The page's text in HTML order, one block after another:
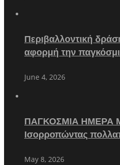
Περιβαλλοντική
αφορμή την
June 4, 2026
ΠΑΓΚΟΣΜΙΑ ΗΜΕΡΑ
Ισορροπώντας
May 8, 2026